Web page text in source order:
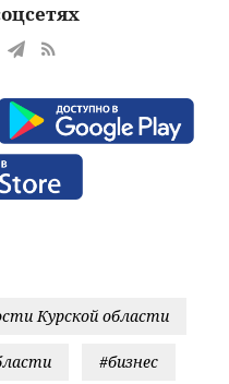
Курской области
#бизнес